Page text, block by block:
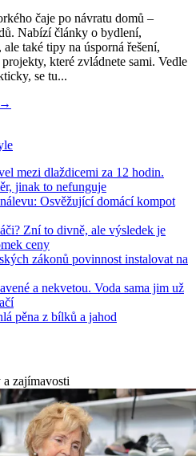
čaje po návratu domů –
Nabízí články o bydlení,
také tipy na úsporná řešení,
které zvládnete sami. Vedle
se tu...
→
mezi dlaždicemi za 12 hodin.
jinak to nefunguje
Osvěžující domácí kompot
Zní to divně, ale výsledek je
ceny
zákonů povinnost instalovat na
a nekvetou. Voda sama jim už
pěna z bílků a jahod
zajímavosti